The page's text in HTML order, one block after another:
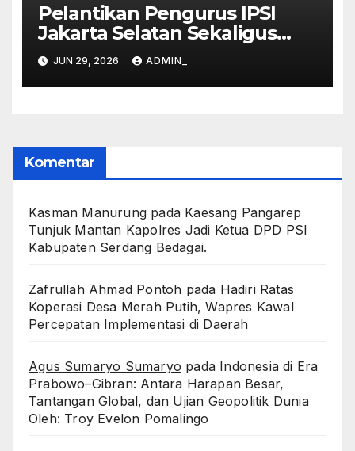
Pelantikan Pengurus IPSI
Jakarta Selatan Sekaligus
Pembukaan Kejuaraan
Pencak Silat Piala Walikota
Jakarta Selatan
JUN 29, 2026 ADMIN_
Komentar
Kasman Manurung pada Kaesang Pangarep
Tunjuk Mantan Kapolres Jadi Ketua DPD PSI
Kabupaten Serdang Bedagai. ‎ ‎
Zafrullah Ahmad Pontoh pada Hadiri Ratas
Koperasi Desa Merah Putih, Wapres Kawal
Percepatan Implementasi di Daerah
Agus Sumaryo Sumaryo pada Indonesia di Era
Prabowo–Gibran: Antara Harapan Besar,
Tantangan Global, dan Ujian Geopolitik Dunia
Oleh: Troy Evelon Pomalingo